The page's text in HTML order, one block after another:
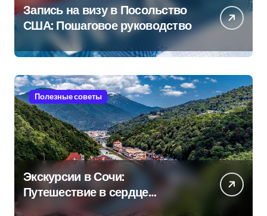
Запись на визу в Посольство
США: Пошаговое руководство
Полезные советы
Экскурсии в Сочи:
Путешествие в сердце
Черноморского курорта